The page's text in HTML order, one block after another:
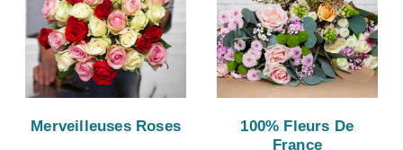
Merveilleuses Roses
100% Fleurs De
France